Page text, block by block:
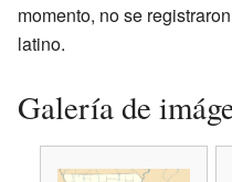
momento, no se
latino.
Galería de